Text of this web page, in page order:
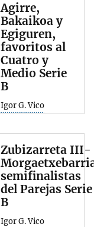
Agirre,
Bakaikoa y
Egiguren,
favoritos al
Cuatro y
Medio Serie
B
Igor G. Vico
Zubizarreta III-
semifinalistas
del Parejas Serie
B
Igor G. Vico